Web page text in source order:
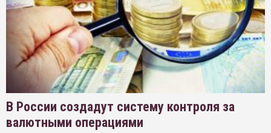
В России создадут систему контроля за
валютными операциями